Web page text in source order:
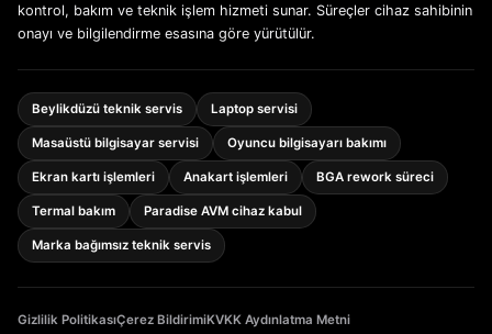
kontrol, bakım ve teknik işlem hizmeti sunar. Süreçler cihaz sahibinin
onayı ve bilgilendirme esasına göre yürütülür.
Beylikdüzü teknik servis Laptop servisi
Masaüstü bilgisayar servisi Oyuncu bilgisayarı bakımı
Ekran kartı işlemleri Anakart işlemleri BGA rework süreci
Termal bakım Paradise AVM cihaz kabul
Marka bağımsız teknik servis
Gizlilik PolitikasıÇerez BildirimiKVKK Aydınlatma Metni